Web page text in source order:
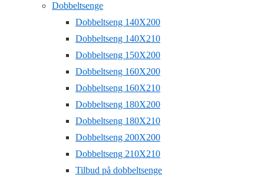
Dobbeltsenge
Dobbeltseng 140X200
Dobbeltseng 140X210
Dobbeltseng 150X200
Dobbeltseng 160X200
Dobbeltseng 160X210
Dobbeltseng 180X200
Dobbeltseng 180X210
Dobbeltseng 200X200
Dobbeltseng 210X210
Tilbud på dobbeltsenge